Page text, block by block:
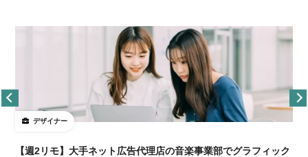
デザイナー
【週2リモ】大手ネット広告代理店の音楽事業部でグラフィック